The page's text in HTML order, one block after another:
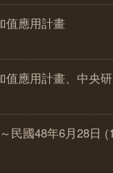
值應用計畫
值應用計畫、中央
民國48年6月28日